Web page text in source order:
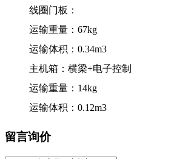
线圈门板：
运输重量：67kg
运输体积：0.34m3
主机箱：横梁+电子控制
运输重量：14kg
运输体积：0.12m3
留言询价